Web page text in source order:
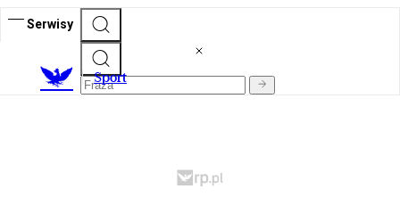
Serwisy
Sport